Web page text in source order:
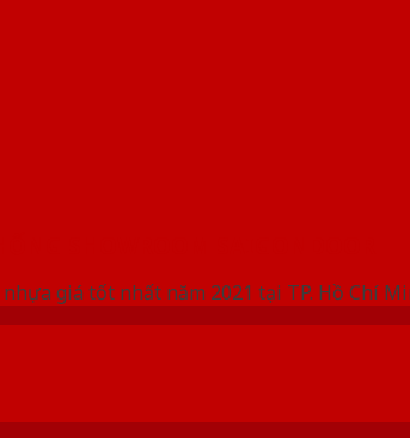
giá tốt nhất năm 2021 tại TP. Hồ Chí